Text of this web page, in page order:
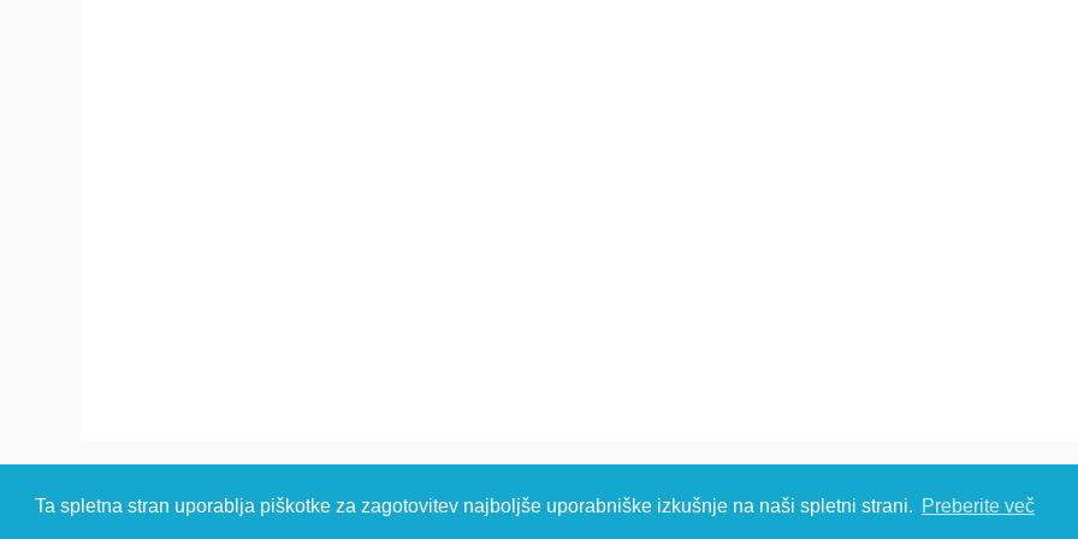
Ta spletna stran uporablja piškotke za zagotovitev najboljše uporabniške izkušnje na naši spletni strani. Preberite več
HEADQUARTERS: T: +386 (0)7 35 65 220, F: +386 (0)7 35 65 232, E:
info@kambic.com-Zasebnost in